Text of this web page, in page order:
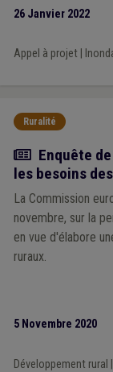
26 Janvier 2022
Appel à projet|
Ruralité
Actualité
Enquête
les besoins
La Commission
novembre, sur la
en vue d'élabore
ruraux.
5 Novembre 2020
Développement rural